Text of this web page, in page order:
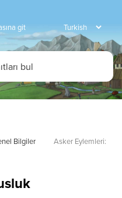
git
Bilgiler
Asker Eylemleri: